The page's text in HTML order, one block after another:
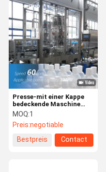
Presse-mit einer Kappe
bedeckende Maschine
60bpm 6+6 Huituo-
Vertrags-2-In-1
Monoblock
MOQ:1
Preis:negotiable
Bestpreis
Contact